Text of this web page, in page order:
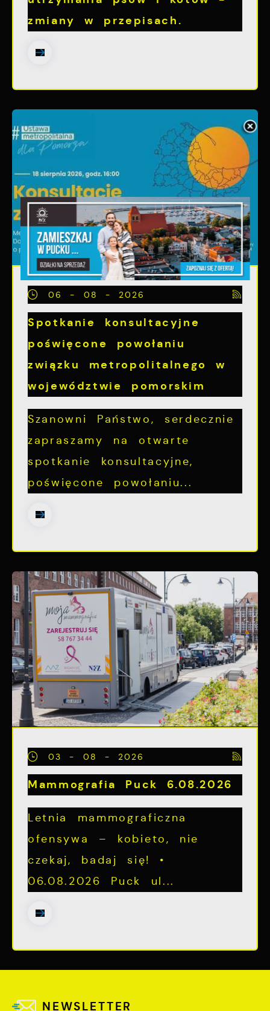
zmiany w przepisach.
06 - 08 - 2026
Spotkanie konsultacyjne
poświęcone powołaniu
związku metropolitalnego w
województwie pomorskim
Szanowni Państwo, serdecznie
zapraszamy na otwarte
spotkanie konsultacyjne,
poświęcone powołaniu...
03 - 08 - 2026
Mammografia Puck 6.08.2026
Letnia mammograficzna
ofensywa – kobieto, nie
czekaj, badaj się! •
06.08.2026 Puck ul...
NEWSLETTER